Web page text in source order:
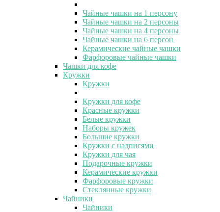
Чайные чашки на 1 персону
Чайные чашки на 2 персоны
Чайные чашки на 4 персоны
Чайные чашки на 6 персон
Керамические чайные чашки
Фарфоровые чайные чашки
Чашки для кофе
Кружки
Кружки
Кружки для кофе
Красные кружки
Белые кружки
Наборы кружек
Большие кружки
Кружки с надписями
Кружки для чая
Подарочные кружки
Керамические кружки
Фарфоровые кружки
Стеклянные кружки
Чайники
Чайники